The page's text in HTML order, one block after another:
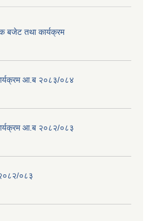
बजेट तथा कार्यक्रम
आ.ब २०८३/०८४
आ.ब २०८२/०८३
०८३